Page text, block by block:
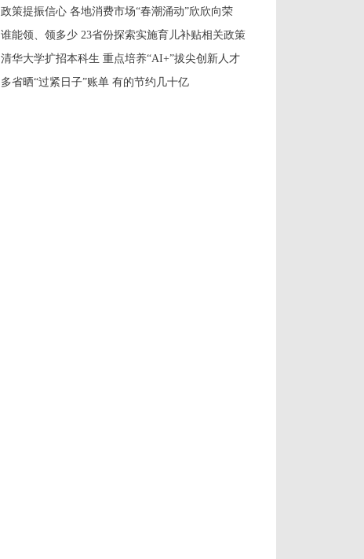
政策提振信心 各地消费市场“春潮涌动”欣欣向荣
谁能领、领多少 23省份探索实施育儿补贴相关政策
清华大学扩招本科生 重点培养“AI+”拔尖创新人才
多省晒“过紧日子”账单 有的节约几十亿